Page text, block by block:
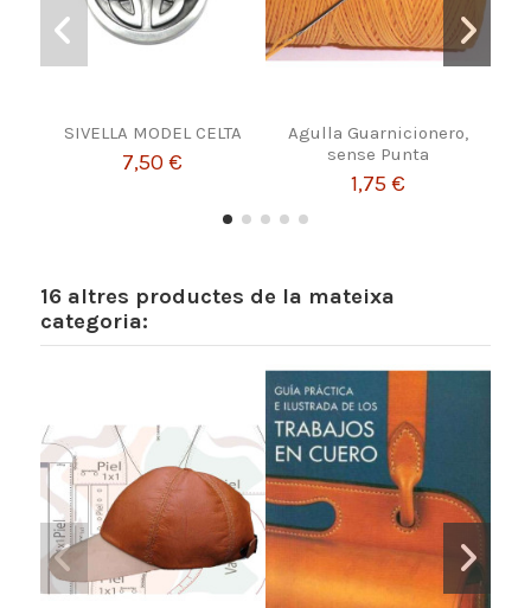
SIVELLA MODEL CELTA
7,50 €
Agulla Guarnicionero,
sense Punta
1,75 €
16 altres productes de la mateixa
categoria: